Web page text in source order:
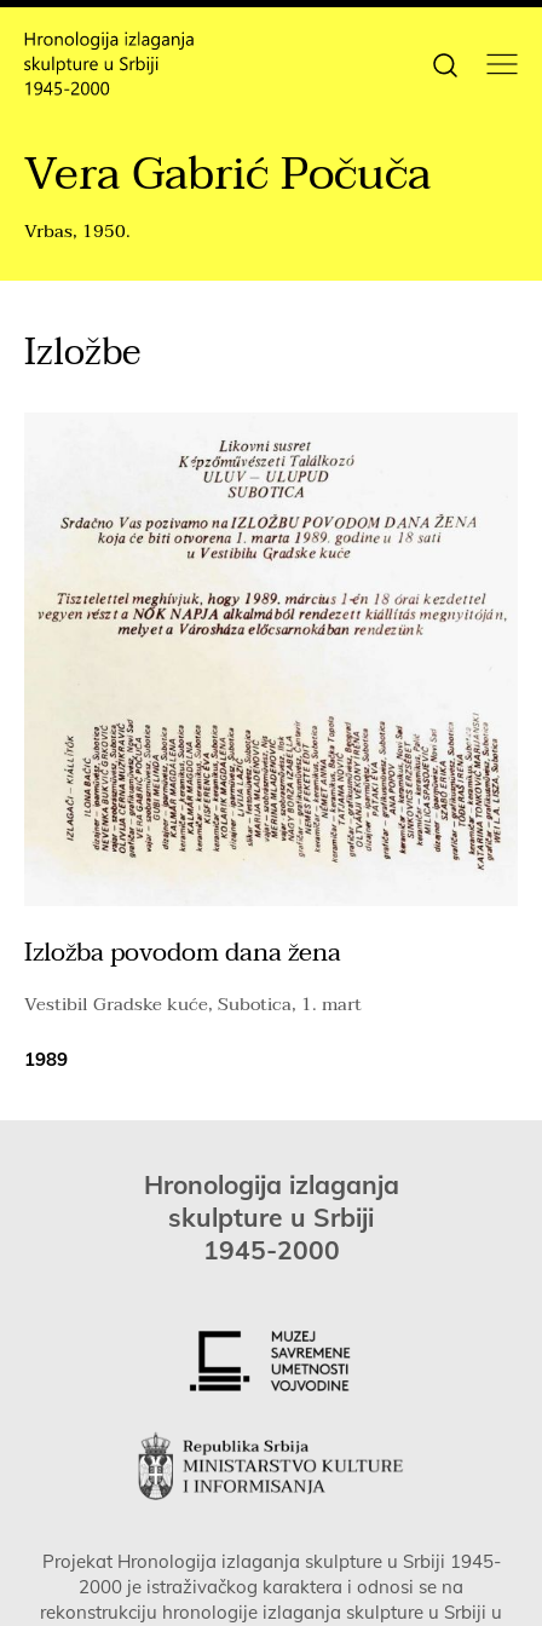
Vera Gabrić Počuča
Vrbas, 1950.
Izložbe
Izložba povodom dana žena
Vestibil Gradske kuće, Subotica, 1. mart
1989
Hronologija izlaganja
skulpture u Srbiji
1945-2000
Projekat Hronologija izlaganja skulpture u Srbiji 1945-
2000 je istraživačkog karaktera i odnosi se na
rekonstrukciju hronologije izlaganja skulpture u Srbiji u